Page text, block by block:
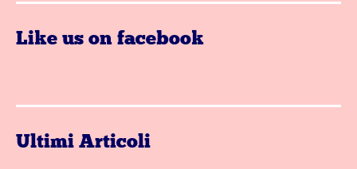
Like us on facebook
Ultimi Articoli